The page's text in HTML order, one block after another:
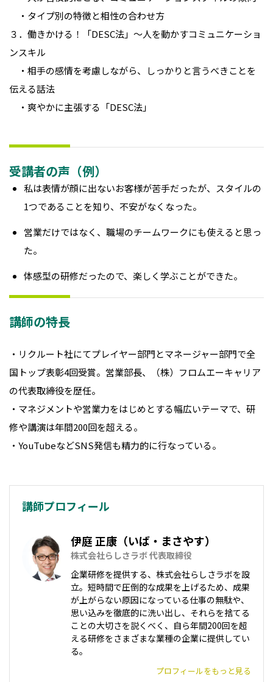
・タイプ別の特徴と相性の合わせ方
３．働きかける！「DESC法」～人を動かすコミュニケーショ
ンスキル
・相手の感情を考慮しながら、しっかりと言うべきことを
伝える話法
・爽やかに主張する「DESC法」
受講者の声（例）
私は表情が顔に出ないお客様が苦手だったが、スタイルの
1つであることを知り、不安がなくなった。
営業だけではなく、職場のチームワークにも使えると思っ
た。
体感型の研修だったので、楽しく学ぶことができた。
講師の特長
・リクルート社にてプレイヤー部門とマネージャー部門で全
国トップ表彰4回受賞。営業部長、（株）フロムエーキャリア
の代表取締役を歴任。
・マネジメントや営業力をはじめとする幅広いテーマで、研
修や講演は年間200回を超える。
・YouTubeなどSNS発信も精力的に行なっている。
講師プロフィール
伊庭 正康（いば・まさやす）
株式会社らしさラボ 代表取締役
企業研修を提供する、株式会社らしさラボを設
立。短時間で圧倒的な成果を上げるため、成果
が上がらない原因になっている仕事の無駄や、
思い込みを徹底的に洗い出し、それらを捨てる
ことの大切さを説くべく、自ら年間200回を超
える研修をさまざまな業種の企業に提供してい
る。
プロフィールをもっと見る